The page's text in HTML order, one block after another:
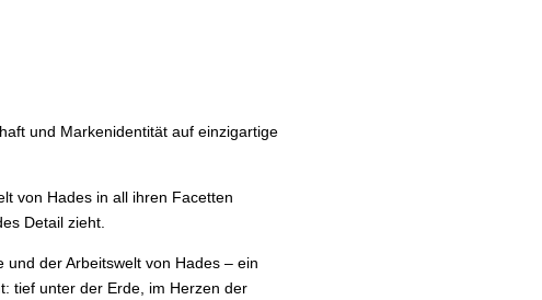
und Markenidentität auf einzigartige
von Hades in all ihren Facetten
Detail zieht.
der Arbeitswelt von Hades – ein
tief unter der Erde, im Herzen der